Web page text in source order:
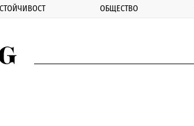
ОБЩЕСТВО